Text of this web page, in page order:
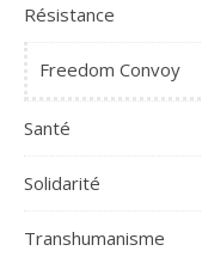
Résistance
Freedom Convoy
Santé
Solidarité
Transhumanisme